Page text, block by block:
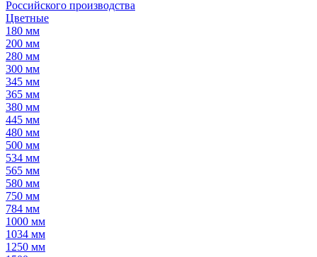
Российского производства
Цветные
180 мм
200 мм
280 мм
300 мм
345 мм
365 мм
380 мм
445 мм
480 мм
500 мм
534 мм
565 мм
580 мм
750 мм
784 мм
1000 мм
1034 мм
1250 мм